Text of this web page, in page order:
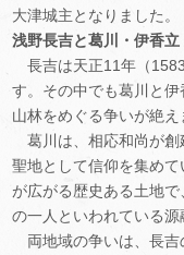
大津城主となりました。
浅野長吉と葛川・伊香立
長吉は天正11年（
す。その中でも葛川と
山林をめぐる争いが絶え
葛川は、相応和尚が創
聖地として信仰を集め
が広がる歴史ある土地
の一人といわれている源
両地域の争いは、長吉